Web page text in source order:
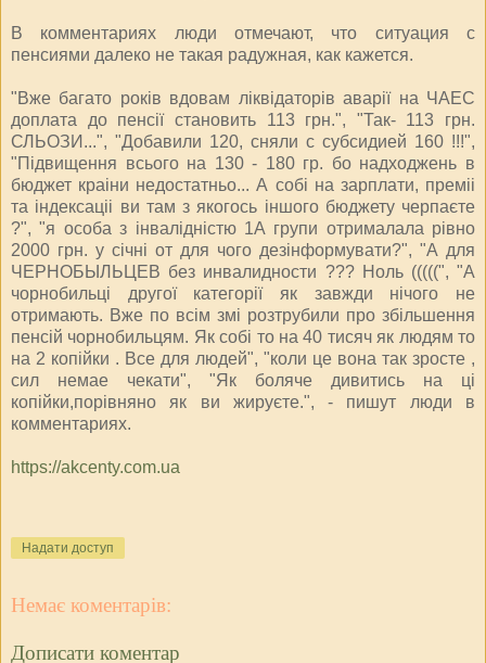
В комментариях люди отмечают, что ситуация с
пенсиями далеко не такая радужная, как кажется.
"Вже багато років вдовам ліквідаторів аварії на ЧАЕС
доплата до пенсії становить 113 грн.", "Так- 113 грн.
СЛЬОЗИ...", "Добавили 120, сняли с субсидией 160 !!!",
"Підвищення всього на 130 - 180 гр. бо надходжень в
бюджет краіни недостатньо... А собі на зарплати, преміі
та індексаціі ви там з якогось іншого бюджету черпаєте
?", "я особа з інвалідністю 1А групи отрималала рівно
2000 грн. у січні от для чого дезінформувати?", "А для
ЧЕРНОБЫЛЬЦЕВ без инвалидности ??? Ноль (((((", "А
чорнобильці другої категорії як завжди нічого не
отримають. Вже по всім змі розтрубили про збільшення
пенсій чорнобильцям. Як собі то на 40 тисяч як людям то
на 2 копійки . Все для людей", "коли це вона так зросте ,
сил немае чекати", "Як боляче дивитись на ці
копійки,порівняно як ви жируєте.", - пишут люди в
комментариях.
https://akcenty.com.ua
Надати доступ
Немає коментарів:
Дописати коментар